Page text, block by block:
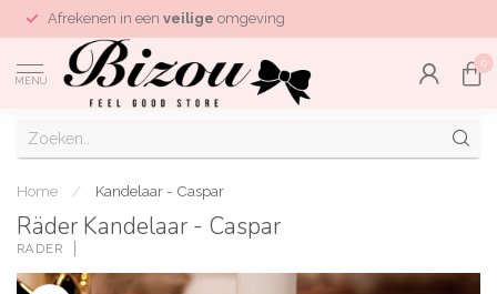
Afrekenen in een veilige omgeving
MENU
0
Home / Kandelaar - Caspar
Räder Kandelaar - Caspar
RÄDER